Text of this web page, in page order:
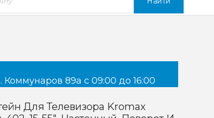
Коммунаров 89а с 09:00 до 16:00
Для Телевизора Kromax